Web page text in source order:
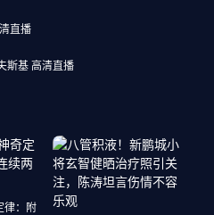
直播
斯基 高清直播
律：附